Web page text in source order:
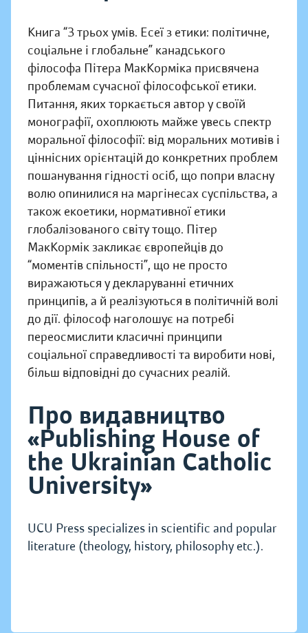
Книга “З трьох умів. Есеї з етики: політичне,
соціальне і глобальне” канадського
філософа Пітера МакКорміка присвячена
проблемам сучасної філософської етики.
Питання, яких торкається автор у своїй
монографії, охоплюють майже увесь спектр
моральної філософії: від моральних мотивів і
ціннісних орієнтацій до конкретних проблем
пошанування гідності осіб, що попри власну
волю опинилися на маргінесах суспільства, а
також екоетики, нормативної етики
глобалізованого світу тощо. Пітер
МакКормік закликає європейців до
“моментів спільності”, що не просто
виражаються у декларуванні етичних
принципів, а й реалізуються в політичній волі
до дії. філософ наголошує на потребі
переосмислити класичні принципи
соціальної справедливості та виробити нові,
більш відповідні до сучасних реалій.
Про видавництво
«Publishing House of
the Ukrainian Catholic
University»
UCU Press specializes in scientific and popular
literature (theology, history, philosophy etc.).